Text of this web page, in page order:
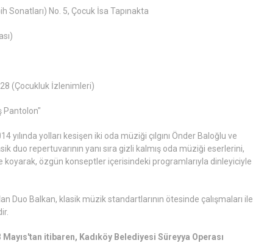
Sonatları) No. 5, Çocuk İsa Tapınakta
(Çocukluk İzlenimleri)
Pantolon"
yılında yolları kesişen iki oda müziği çılgını Önder Baloğlu ve
duo repertuvarının yanı sıra gizli kalmış oda müziği eserlerini,
özgün konseptler içerisindeki programlarıyla dinleyiciyle
Duo Balkan, klasik müzik standartlarının ötesinde çalışmaları ile
itibaren, Kadıköy Belediyesi Süreyya Operası